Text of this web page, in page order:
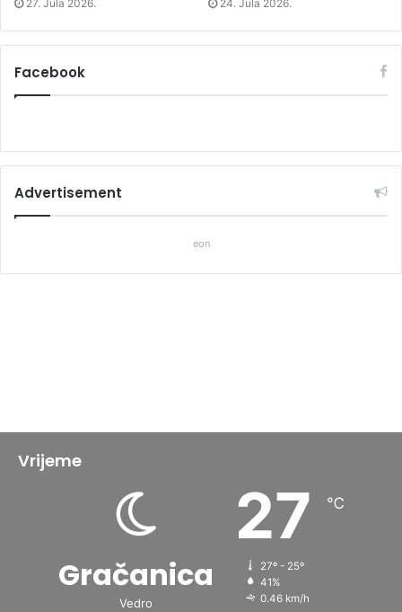
27. Jula 2026. 24. Jula 2026.
Facebook
Advertisement
eon
Vrijeme
Gračanica
Vedro
27 ℃
27º - 25º
41%
0.46 km/h